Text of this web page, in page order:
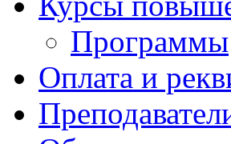
Программы
Оплата и